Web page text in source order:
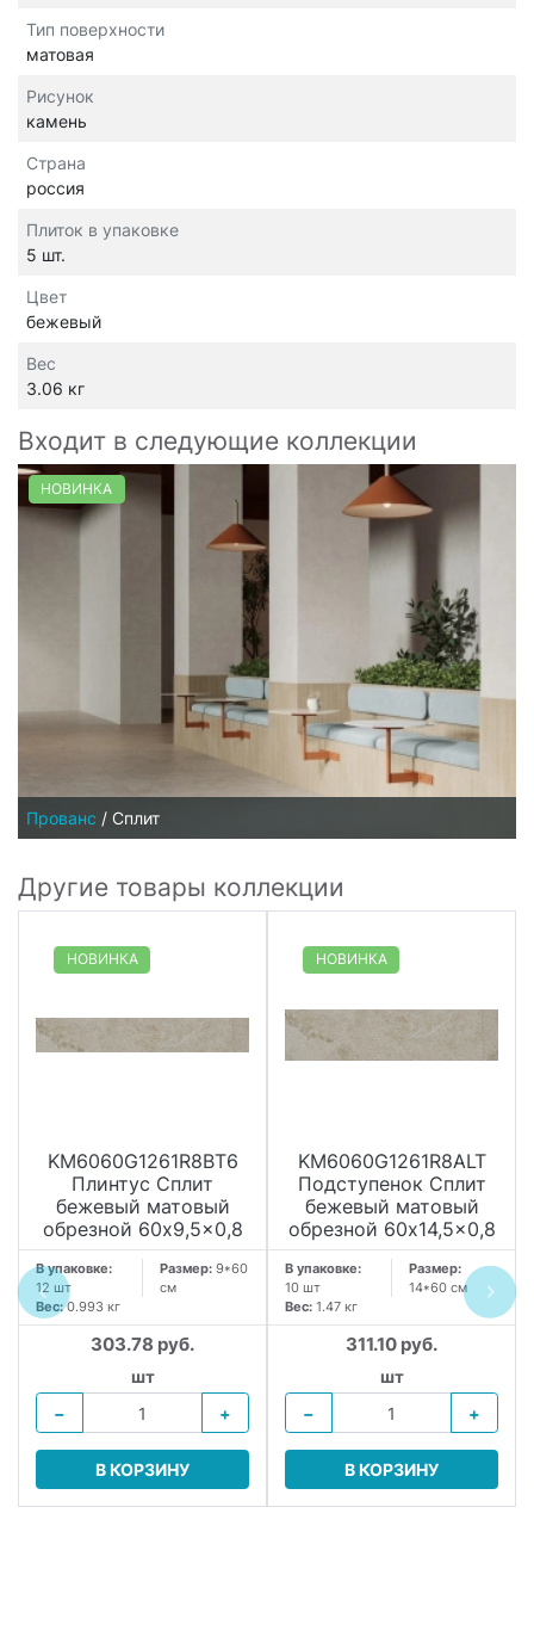
Тип поверхности
матовая
Рисунок
камень
Страна
россия
Плиток в упаковке
5 шт.
Цвет
бежевый
Вес
3.06 кг
Входит в следующие коллекции
НОВИНКА
Прованс / Сплит
Другие товары коллекции
НОВИНКА
KM6060G1261R8BT6
Плинтус Сплит
бежевый матовый
обрезной 60x9,5x0,8
В упаковке:
12 шт
Размер: 9*60
см
Вес:0.993 кг
303.78 руб.
шт
−
+
В КОРЗИНУ
НОВИНКА
KM6060G1261R8ALT
Подступенок Сплит
бежевый матовый
обрезной 60x14,5x0,8
В упаковке:
10 шт
Размер:
14*60 см
Вес: 1.47 кг
311.10 руб.
шт
−
+
В КОРЗИНУ